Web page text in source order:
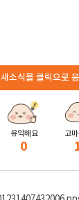
소식을 클릭으로
유익해요
0
고